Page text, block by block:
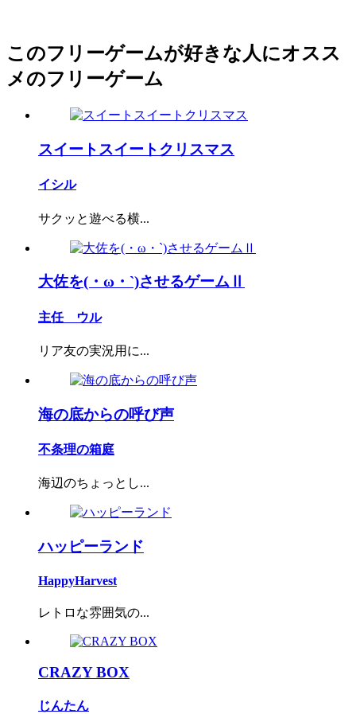
このフリーゲームが好きな人にオスス
メのフリーゲーム
スイートスイートクリスマス
イシル
サクッと遊べる横...
大佐を(・ω・`)させるゲームⅡ
主任 ウル
リア友の実況用に...
海の底からの呼び声
不条理の箱庭
海辺のちょっとし...
ハッピーランド
HappyHarvest
レトロな雰囲気の...
CRAZY BOX
じんたん